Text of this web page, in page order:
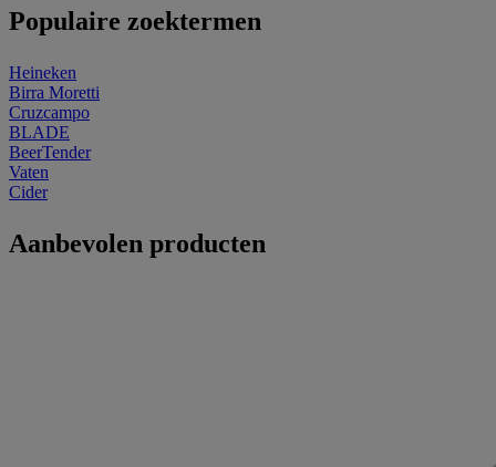
Populaire zoektermen
Heineken
Birra Moretti
Cruzcampo
BLADE
BeerTender
Vaten
Cider
Aanbevolen producten